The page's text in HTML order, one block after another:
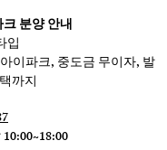
분양 안내
입
이파크, 중도금 무이자, 발
까지